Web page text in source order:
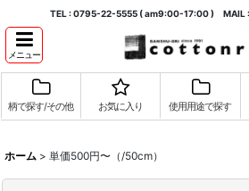
TEL : 0795-22-5555 ( am9:00-17:00 ) MAIL
メニュー
柄で探す/その他 お気に入り 使用用途で探す
ホーム > 単価500円〜（/50cm）